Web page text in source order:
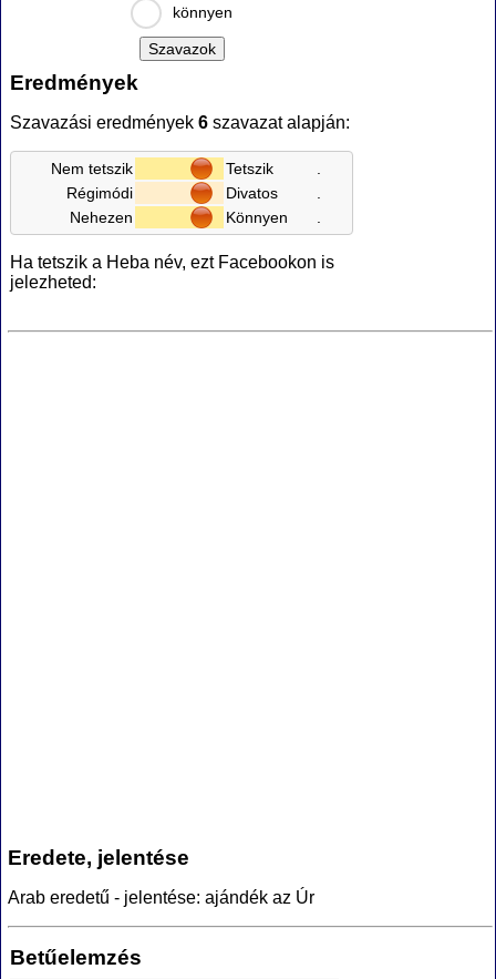
könnyen
Eredmények
Szavazási eredmények 6 szavazat alapján:
Nem tetszik Tetszik
Régimódi
Divatos
Nehezen
Könnyen
Ha tetszik a Heba név, ezt Facebookon is
jelezheted:
Eredete, jelentése
Arab eredetű - jelentése: ajándék az Úr
Betűelemzés